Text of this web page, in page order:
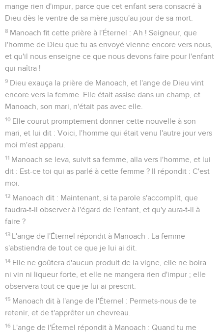
mange rien d'impur, parce que cet enfant sera consacré à
Dieu dès le ventre de sa mère jusqu'au jour de sa mort.
8 Manoach fit cette prière à l'Éternel : Ah ! Seigneur, que
l'homme de Dieu que tu as envoyé vienne encore vers nous,
et qu'il nous enseigne ce que nous devons faire pour l'enfant
qui naîtra !
9 Dieu exauça la prière de Manoach, et l'ange de Dieu vint
encore vers la femme. Elle était assise dans un champ, et
Manoach, son mari, n'était pas avec elle.
10 Elle courut promptement donner cette nouvelle à son
mari, et lui dit : Voici, l'homme qui était venu l'autre jour vers
moi m'est apparu.
11 Manoach se leva, suivit sa femme, alla vers l'homme, et lui
dit : Est-ce toi qui as parlé à cette femme ? Il répondit : C'est
moi.
12 Manoach dit : Maintenant, si ta parole s'accomplit, que
faudra-t-il observer à l'égard de l'enfant, et qu'y aura-t-il à
faire ?
13 L'ange de l'Éternel répondit à Manoach : La femme
s'abstiendra de tout ce que je lui ai dit.
14 Elle ne goûtera d'aucun produit de la vigne, elle ne boira
ni vin ni liqueur forte, et elle ne mangera rien d'impur ; elle
observera tout ce que je lui ai prescrit.
15 Manoach dit à l'ange de l'Éternel : Permets-nous de te
retenir, et de t'apprêter un chevreau.
16 L'ange de l'Éternel répondit à Manoach : Quand tu me